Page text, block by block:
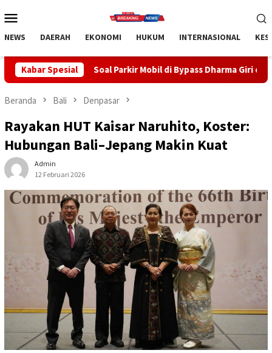
ke
Mobile
NEWS DAERAH EKONOMI HUKUM INTERNASIONAL
Kabar Spesial
Parkir Mobil di Bypass Dharma Giri di Gianyar, Nihil
Beranda Bali Denpasar
Rayakan HUT Kaisar Naruhito, Koster:
Hubungan Bali–Jepang Makin Kuat
Admin
12 Februari 2026